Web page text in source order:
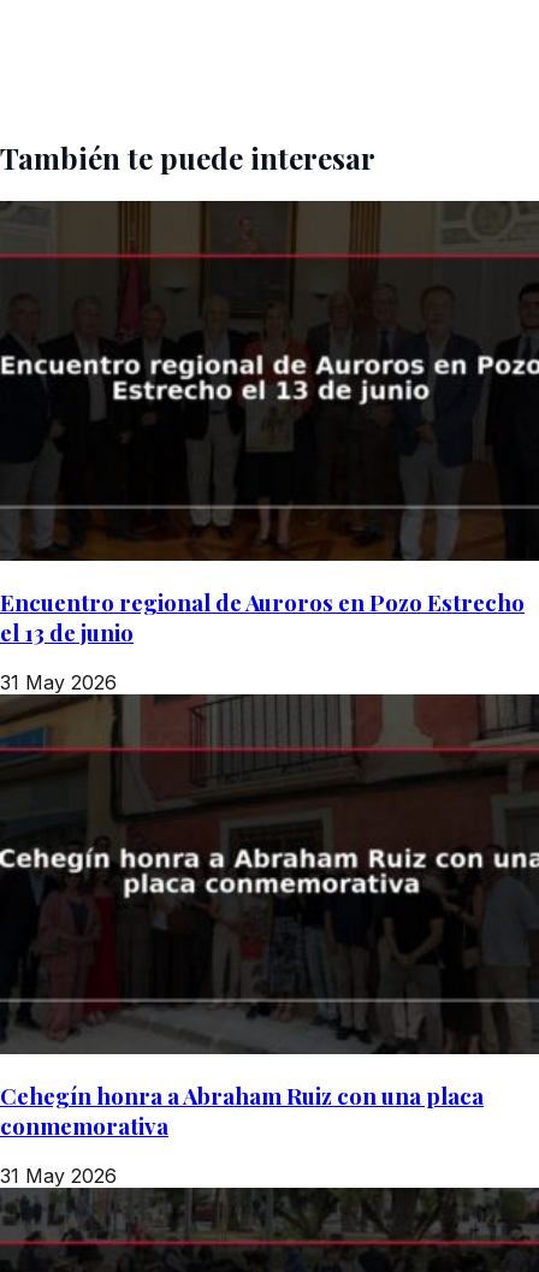
También te puede interesar
Encuentro regional de Auroros en Pozo Estrecho
el 13 de junio
31 May 2026
Cehegín honra a Abraham Ruiz con una placa
conmemorativa
31 May 2026